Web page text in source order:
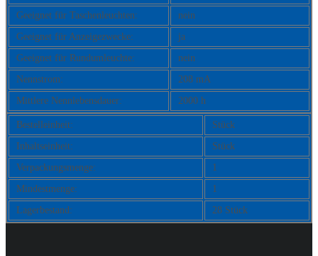
Geeignet für Taschenleuchten:
nein
Geeignet für Anzeigezwecke:
ja
Geeignet für Rundumleuchte:
nein
Nennstrom:
208 mA
Mittlere Nennlebensdauer:
2000 h
Bestelleinheit:
Stück
Inhaltseinheit:
Stück
Verpackungsmenge:
1
Mindestmenge:
1
Lagerbestand:
28 Stück